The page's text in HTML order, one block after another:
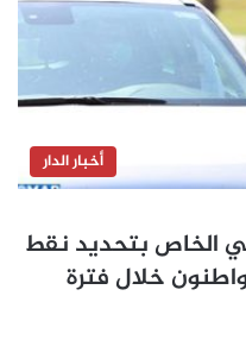
أخبار الدار
الخاص بتحديد نقط
خلال فترة